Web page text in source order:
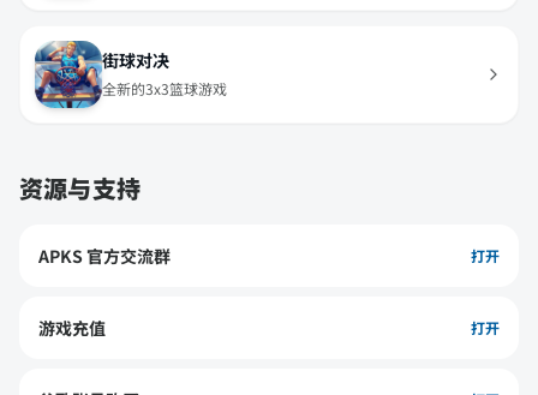
街球对决
全新的3x3篮球游戏
资源与支持
APKS 官方交流群 打开
游戏充值 打开